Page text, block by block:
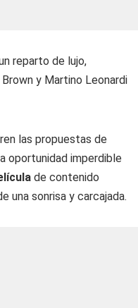
reparto de lujo,
y Martino Leonardi
las propuestas de
oportunidad imperdible
de contenido
una sonrisa y carcajada.